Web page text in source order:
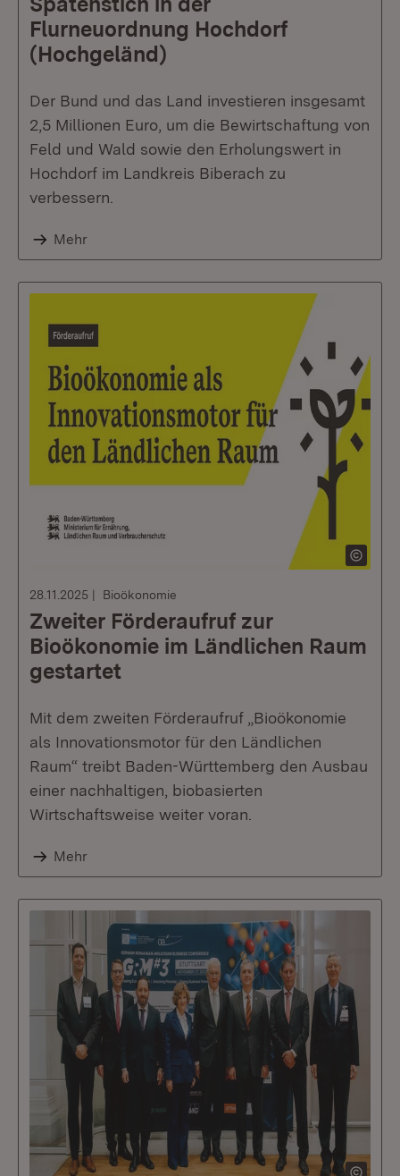
Flurneuordnung Hochdorf
(Hochgeländ)
Der Bund und das Land investieren insgesamt
2,5 Millionen Euro, um die Bewirtschaftung von
Feld und Wald sowie den Erholungswert in
Hochdorf im Landkreis Biberach zu
verbessern.
Mehr
28.11.2025 Bioökonomie
Zweiter Förderaufruf zur
Bioökonomie im Ländlichen Raum
gestartet
Mit dem zweiten Förderaufruf „Bioökonomie
als Innovationsmotor für den Ländlichen
Raum“ treibt Baden-Württemberg den Ausbau
einer nachhaltigen, biobasierten
Wirtschaftsweise weiter voran.
Mehr